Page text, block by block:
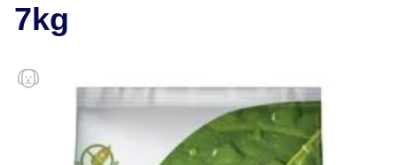
Kočky
Veterinární diety
Dárkové poukazy
7kg